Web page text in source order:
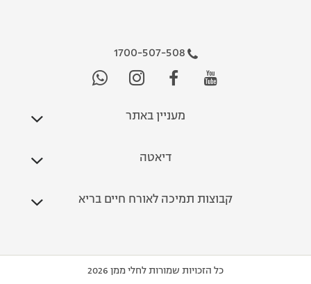
1700-507-508
מעניין באתר
דיאטה
קבוצות תמיכה לאורח חיים בריא
כל הזכויות שמורות לחלי ממן 2026